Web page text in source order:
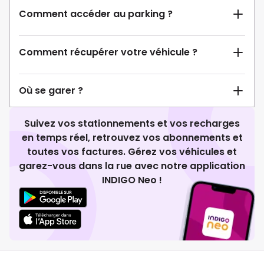
Comment accéder au parking ?
Comment récupérer votre véhicule ?
Où se garer ?
Suivez vos stationnements et vos recharges
en temps réel, retrouvez vos abonnements et
toutes vos factures. Gérez vos véhicules et
garez-vous dans la rue avec notre application
INDIGO Neo !